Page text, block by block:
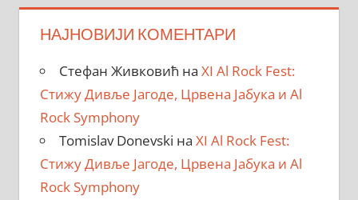
НАЈНОВИЈИ КОМЕНТАРИ
Стефан Живковић на XI Al Rock Fest:
Стижу Дивље Јагоде, Црвена Јабука и Al
Rock Symphony
Tomislav Donevski на XI Al Rock Fest:
Стижу Дивље Јагоде, Црвена Јабука и Al
Rock Symphony